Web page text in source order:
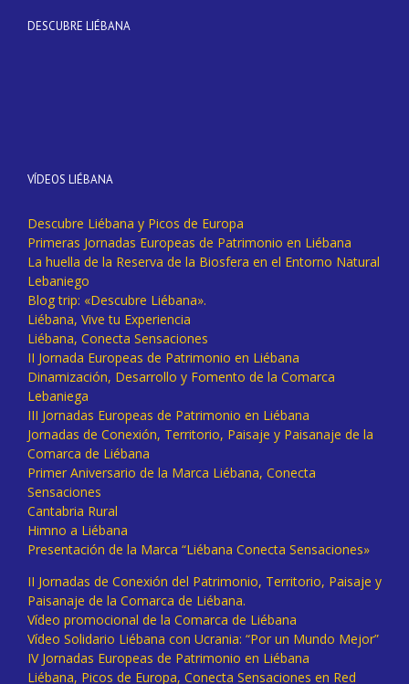
DESCUBRE LIÉBANA
VÍDEOS LIÉBANA
Descubre Liébana y Picos de Europa
Primeras Jornadas Europeas de Patrimonio en Liébana
La huella de la Reserva de la Biosfera en el Entorno Natural
Lebaniego
Blog trip: «Descubre Liébana».
Liébana, Vive tu Experiencia
Liébana, Conecta Sensaciones
II Jornada Europeas de Patrimonio en Liébana
Dinamización, Desarrollo y Fomento de la Comarca
Lebaniega
III Jornadas Europeas de Patrimonio en Liébana
Jornadas de Conexión, Territorio, Paisaje y Paisanaje de la
Comarca de Liébana
Primer Aniversario de la Marca Liébana, Conecta
Sensaciones
Cantabria Rural
Himno a Liébana
Presentación de la Marca “Liébana Conecta Sensaciones»
II Jornadas de Conexión del Patrimonio, Territorio, Paisaje y
Paisanaje de la Comarca de Liébana.
Vídeo promocional de la Comarca de Liébana
Vídeo Solidario Liébana con Ucrania: “Por un Mundo Mejor”
IV Jornadas Europeas de Patrimonio en Liébana
Liébana, Picos de Europa, Conecta Sensaciones en Red